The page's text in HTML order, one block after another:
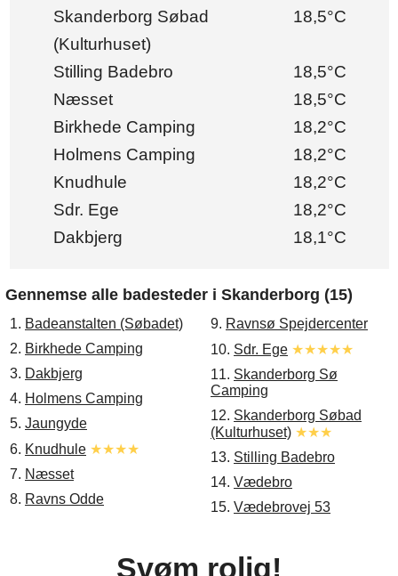
Skanderborg Søbad
(Kulturhuset)
18,5°C
Stilling Badebro
18,5°C
Næsset
18,5°C
Birkhede Camping
18,2°C
Holmens Camping
18,2°C
Knudhule
18,2°C
Sdr. Ege
18,2°C
Dakbjerg
18,1°C
Gennemse alle badesteder i Skanderborg (15)
1. Badeanstalten (Søbadet)
2. Birkhede Camping
3. Dakbjerg
4. Holmens Camping
5. Jaungyde
6. Knudhule ★★★★
7. Næsset
8. Ravns Odde
9. Ravnsø Spejdercenter
10. Sdr. Ege ★★★★★
11. Skanderborg Sø
Camping
12. Skanderborg Søbad
(Kulturhuset) ★★★
13. Stilling Badebro
14. Vædebro
15. Vædebrovej 53
Svøm rolig!